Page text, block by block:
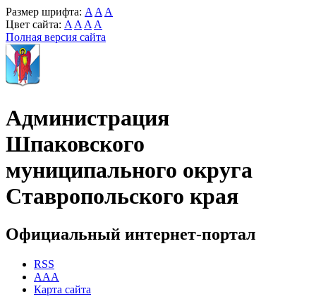
Размер шрифта: A A A
Цвет сайта: A A A A
Полная версия сайта
Администрация
Шпаковского
муниципального округа
Ставропольского края
Официальный интернет-портал
RSS
AAA
Карта сайта